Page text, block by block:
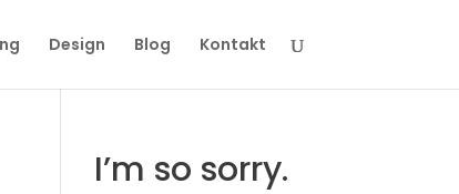
Design Blog Kontakt
I’m so sorry.